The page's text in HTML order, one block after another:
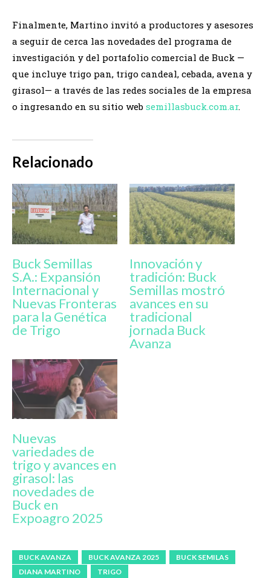
Finalmente, Martino invitó a productores y asesores
a seguir de cerca las novedades del programa de
investigación y del portafolio comercial de Buck —
que incluye trigo pan, trigo candeal, cebada, avena y
girasol— a través de las redes sociales de la empresa
o ingresando en su sitio web semillasbuck.com.ar.
Relacionado
Buck Semillas
S.A.: Expansión
Internacional y
Nuevas Fronteras
para la Genética
de Trigo
Innovación y
tradición: Buck
Semillas mostró
avances en su
tradicional
jornada Buck
Avanza
Nuevas
variedades de
trigo y avances en
girasol: las
novedades de
Buck en
Expoagro 2025
BUCK AVANZA BUCK AVANZA 2025
BUCK SEMILAS
DIANA MARTINO
TRIGO